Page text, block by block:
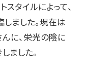
タイルによって、
ました。現在は
に、栄光の陰に
ました。